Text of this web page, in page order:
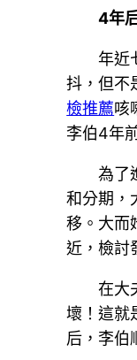
4年
年近
抖，但不
檢推薦咳
李伯4年
為了
和分期，
移。大而
近，檢討
在大
壞！這就
后，李伯